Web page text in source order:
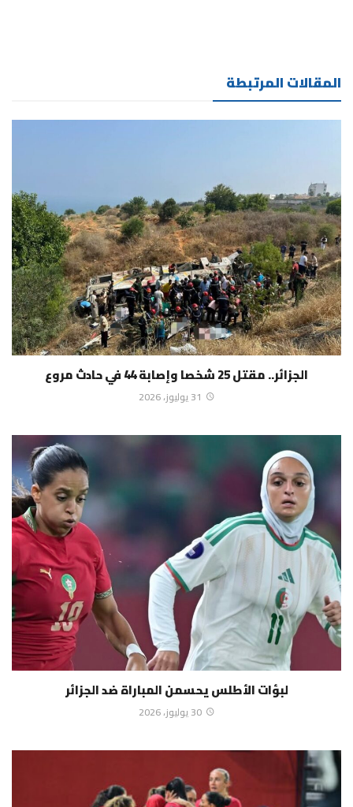
المقالات المرتبطة
الجزائر.. مقتل 25 شخصا وإصابة 44 في حادث مروع
31 يوليوز، 2026
لبؤات الأطلس يحسمن المباراة ضد الجزائر
30 يوليوز، 2026